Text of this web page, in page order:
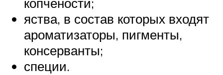
копчености;
яства, в состав которых входят
ароматизаторы, пигменты,
консерванты;
специи.